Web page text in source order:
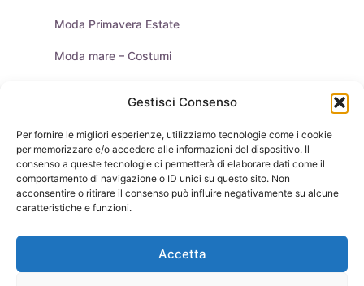
Gestisci Consenso
Per fornire le migliori esperienze, utilizziamo tecnologie come i cookie
per memorizzare e/o accedere alle informazioni del dispositivo. Il
consenso a queste tecnologie ci permetterà di elaborare dati come il
comportamento di navigazione o ID unici su questo sito. Non
acconsentire o ritirare il consenso può influire negativamente su alcune
caratteristiche e funzioni.
Accetta
Moda Primavera Estate
Moda mare – Costumi
Purse & Co Social